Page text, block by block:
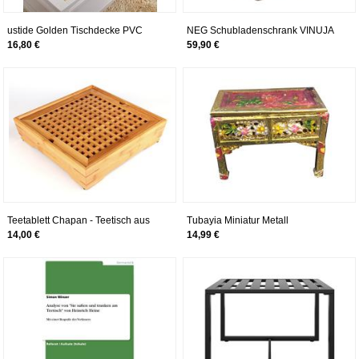
ustide Golden Tischdecke PVC
Gold Pailletten Tischdecke
Vinyl, golden1, 23.6X47.24
16,80 €
NEG Schubladenschrank VINUJA
(Dunkelbraun) 3-TLG.
59,90 €
Teetablett Chapan - Teetisch aus
Bambus für chinesische
(30x30 cm)
14,00 €
Tubayia Miniatur Metall
Chinesische Teetisch Couchtisch
14,99 €